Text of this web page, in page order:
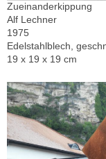
Zueinanderkippung
Alf Lechner
1975
Edelstahlblech,
19 x 19 x 19 cm